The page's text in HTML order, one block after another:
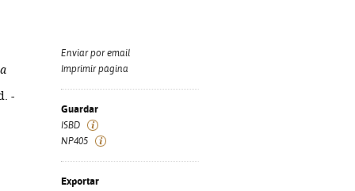
-
Enviar por email
Imprimir página
Guardar
ISBD
NP405
Exportar